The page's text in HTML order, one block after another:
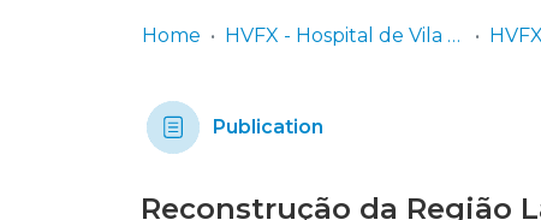
Home HVFX - Hospital de Vila Franca de Xira
Publication
Reconstrução da Região